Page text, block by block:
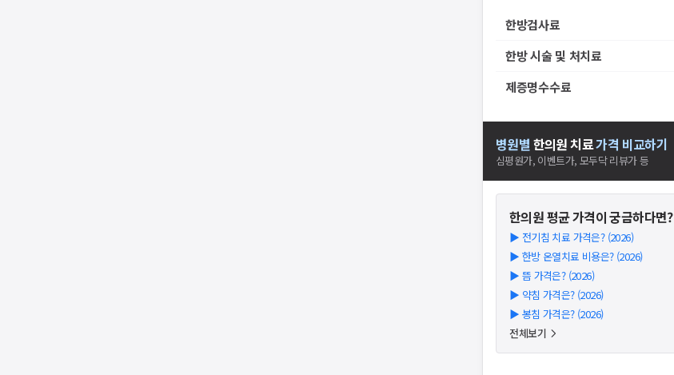
한방검사료
한방 시술 및 처치료
제증명수수료
병원별 한의원치료가격 비교하기
심평원가, 이벤트가, 모두닥 리뷰가 등
한의원평균 가격이 궁금하다면?
▶ 전기침 치료 가격은? (2026)
▶ 한방 온열치료 비용은? (2026)
▶ 뜸 가격은? (2026)
▶ 약침 가격은? (2026)
▶ 봉침 가격은? (2026)
전체보기